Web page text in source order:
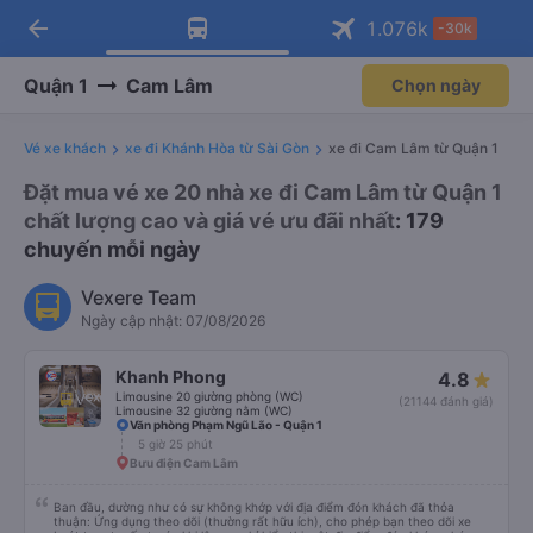
Tải app Vexere ngay!
Nhận ưu đãi thành viên độc
Mở app
Tải app Vexere
-30k/ghế khi đặt vé máy bay qua
Mở app
arrow_back 1.076k -30k
Quận 1 Cam Lâm Chọn ngày
Vé xe khách xe đi Khánh Hòa từ Sài Gòn xe đi Cam Lâm từ Quận 1
Đặt mua vé xe 20 nhà xe đi Cam Lâm từ Quận 1
chất lượng cao và giá vé ưu đãi nhất: 179
chuyến mỗi ngày
Vexere Team
Ngày cập nhật: 07/08/2026
Khanh Phong
Limousine 20 giường phòng (WC)
Limousine 32 giường nằm (WC)
4.8
(21144 đánh giá)
Văn phòng Phạm Ngũ Lão - Quận 1
5 giờ 25 phút
Bưu điện Cam Lâm
Ban đầu, dường như có sự không khớp với địa điểm đón khách đã thỏa
thuận: Ứng dụng theo dõi (thường rất hữu ích), cho phép bạn theo dõi xe